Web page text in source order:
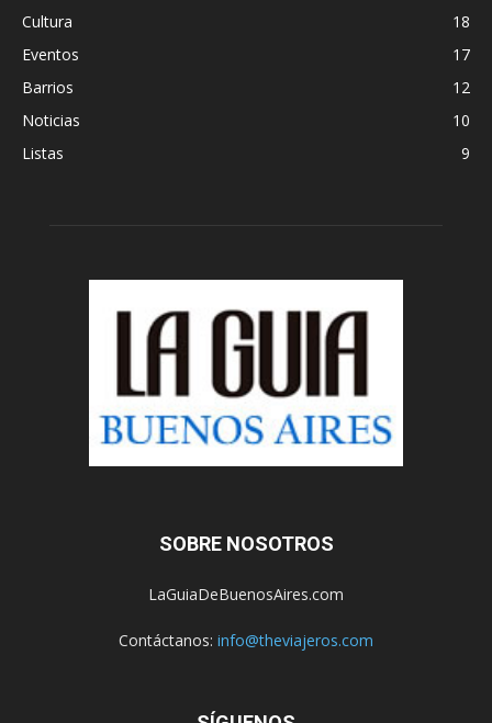
Cultura
18
Eventos
17
Barrios
12
Noticias
10
Listas
9
SOBRE NOSOTROS
LaGuiaDeBuenosAires.com
Contáctanos: info@theviajeros.com